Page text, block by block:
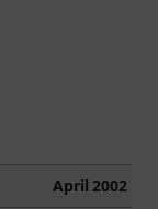
April 2002